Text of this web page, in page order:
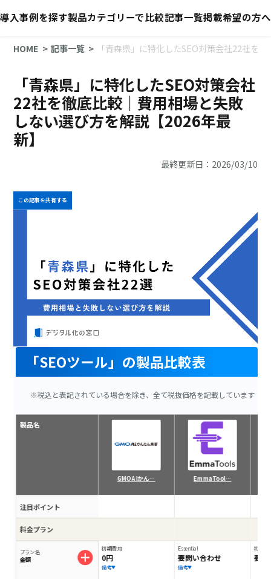
導入事例を探す製品カテゴリーで比較記事一覧掲載希望の方へ
HOME 記事一覧 「青森県」に特化したSEO対策会社22社を
「青森県」に特化したSEO対策会社
22社を徹底比較｜費用相場と失敗
しない選び方を解説【2026年最
新】
最終更新日：2026/03/10
この記事を共有する
「SEOツール」の製品比較表
※税込と表記されている場合を除き、全て税抜価格を記載しています
製品名
注目ポイント
料金プラン
プラン名
金額
GMO AIかん…
初期費用
0円
備考
EmmaTool…
Essential
要問い合わせ
備考
初期費
要相